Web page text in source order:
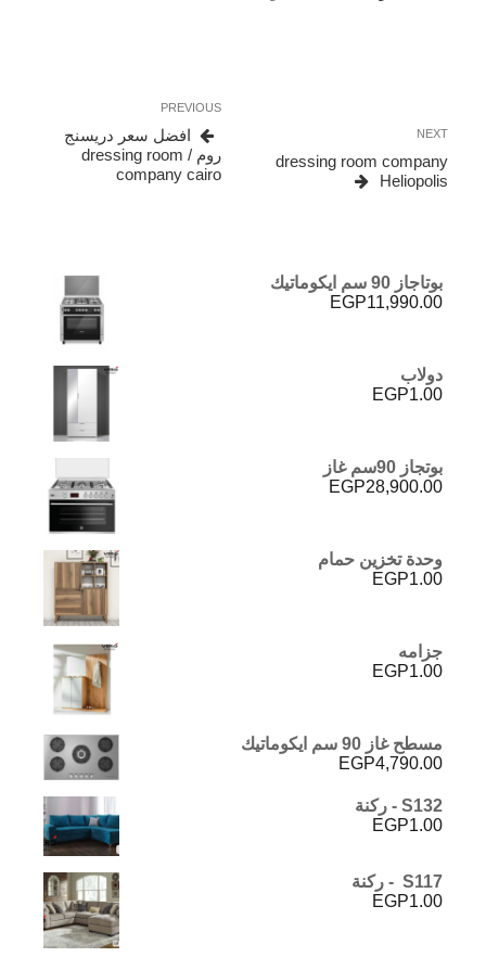
المقالات
Previous
Post
PREVIOUS
افضل سعر دريسنج
روم / dressing room
company cairo
Next
Post
NEXT
dressing room company
Heliopolis
بوتاجاز 90 سم ايكوماتيك
EGP11,990.00
دولاب
EGP1.00
بوتجاز 90سم غاز
EGP28,900.00
وحدة تخزين حمام
EGP1.00
جزامه
EGP1.00
مسطح غاز 90 سم ايكوماتيك
EGP4,790.00
S132 - ركنة
EGP1.00
S117 - ركنة
EGP1.00